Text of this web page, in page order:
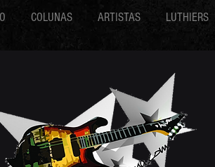
COLUNAS ARTISTAS LUTHIERS